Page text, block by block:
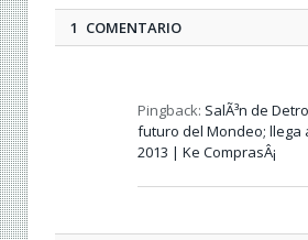
1 COMENTARIO
Pingback: SalÃ³n de
futuro del Mondeo; llega
2013 | Ke ComprasÂ¡